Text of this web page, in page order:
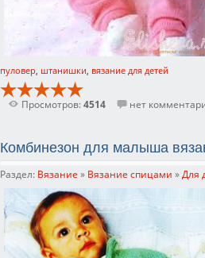
пуловер, штанишки, вязание для детей
Просмотров:4514 нет
Комбинезон для малыша
Раздел: Вязание » Вязание спицами »Для